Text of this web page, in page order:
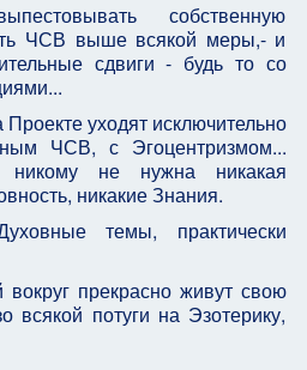
собственную
ЧСВ выше всякой меры,- и
сдвиги - будь то со
уходят исключительно
ЧСВ, с Эгоцентризмом...
никому не нужна никакая
никакие Знания.
темы, практически
прекрасно живут свою
всякой потуги на Эзотерику,